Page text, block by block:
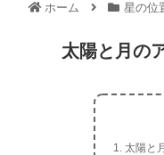
ホーム 星の位
太陽と月の
太陽と